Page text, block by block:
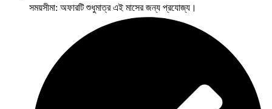
সময়সীমা: অফারটি শুধুমাত্র এই মাসের জন্য প্রযোজ্য।